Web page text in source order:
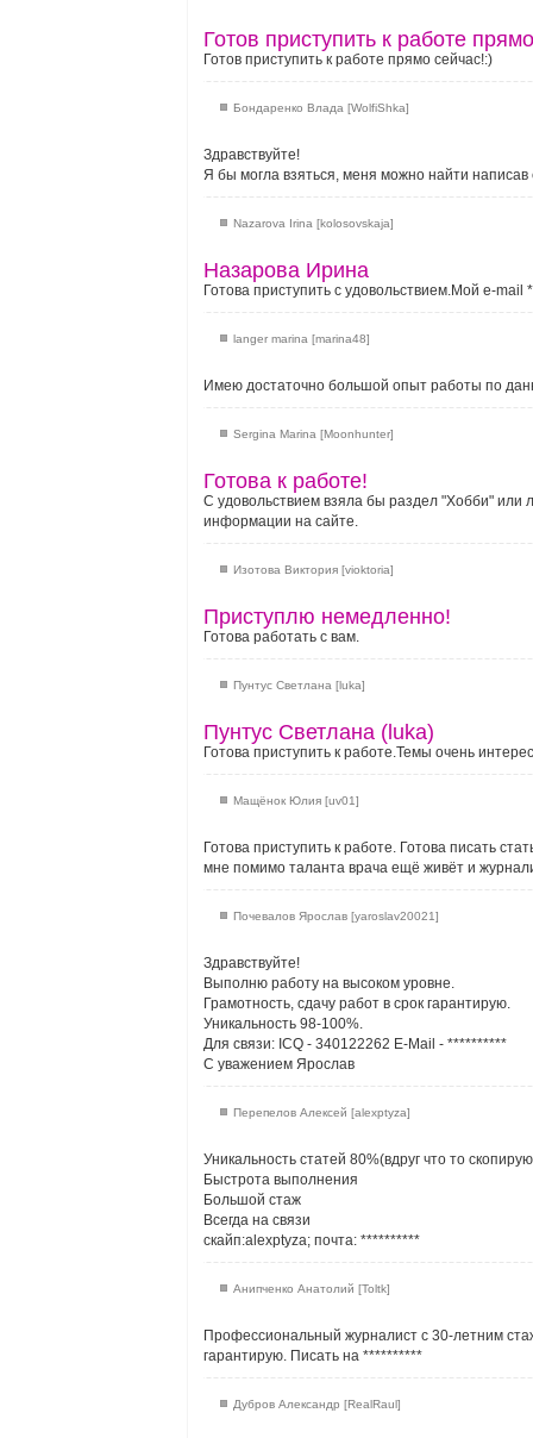
Готов приступить к работе
Готов приступить к работе прямо сейчас!:)
Бондаренко Влада [WolfiShka]
Здравствуйте!
Я бы могла взяться, меня можно найти
Nazarova Irina [kolosovskaja]
Назарова Ирина
Готова приступить с удовольствием.Мой e-mail
langer marina [marina48]
Имею достаточно большой опыт работы по
Sergina Marina [Moonhunter]
Готова к работе!
С удовольствием взяла бы раздел "Хобби" или
информации на сайте.
Изотова Виктория [vioktoria]
Приступлю немедленно!
Готова работать с вам.
Пунтус Светлана [luka]
Пунтус Светлана (luka)
Готова приступить к работе.Темы очень
Мащёнок Юлия [uv01]
Готова приступить к работе. Готова писать
мне помимо таланта врача ещё живёт и
Почевалов Ярослав [yaroslav20021]
Здравствуйте!
Выполню работу на высоком уровне.
Грамотность, сдачу работ в срок гарантирую.
Уникальность 98-100%.
Для связи: ICQ - 340122262 E-Mail - **********
C уважением Ярослав
Перепелов Алексей [alexptyza]
Уникальность статей 80%(вдруг что то
Быстрота выполнения
Большой стаж
Всегда на связи
скайп:alexptyza; почта: **********
Анипченко Анатолий [Toltk]
Профессиональный журналист с 30-летним
гарантирую. Писать на **********
Дубров Александр [RealRaul]